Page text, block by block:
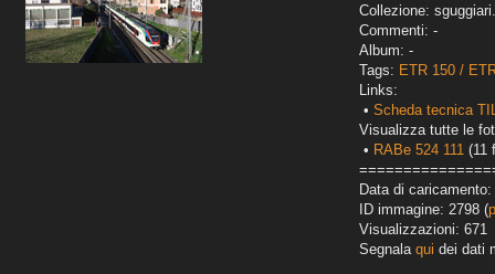
Collezione:
Commenti: -
Album: -
Tags: ETR 150 /
Links:
• Scheda tecnica
Visualizza tutte le
• RABe 524 111 (11
Data di
ID immagine: 2798 (
Visualizzazioni: 671
Segnala qui dei dati